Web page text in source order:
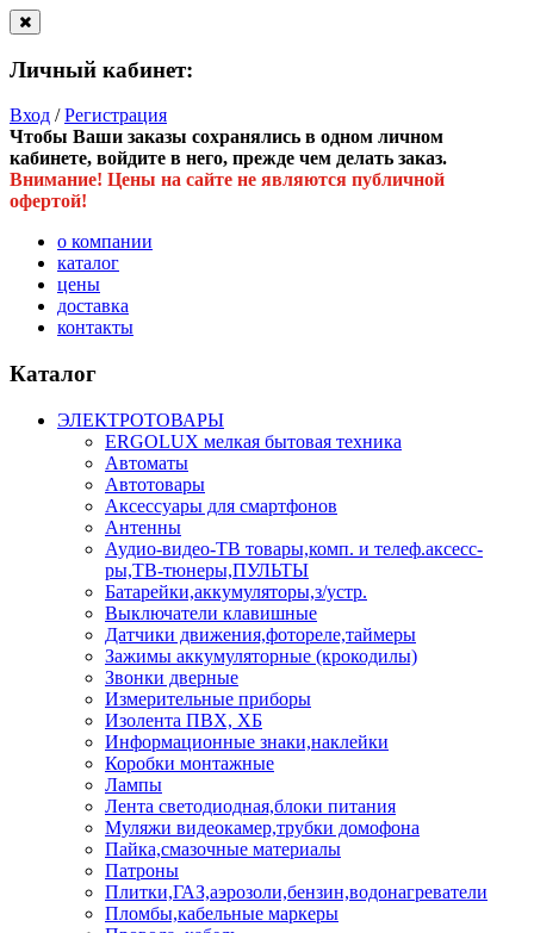
Личный кабинет:
Вход /Регистрация
Чтобы Ваши заказы сохранялись в одном личном
кабинете, войдите в него, прежде чем делать заказ.
Внимание! Цены на сайте не являются публичной
офертой!
о компании
каталог
цены
доставка
контакты
Каталог
ЭЛЕКТРОТОВАРЫ
ERGOLUX мелкая бытовая техника
Автоматы
Автотовары
Аксессуары для смартфонов
Антенны
Аудио-видео-ТВ товары,комп. и телеф.аксесс-
ры,ТВ-тюнеры,ПУЛЬТЫ
Батарейки,аккумуляторы,з/устр.
Выключатели клавишные
Датчики движения,фотореле,таймеры
Зажимы аккумуляторные (крокодилы)
Звонки дверные
Измерительные приборы
Изолента ПВХ, ХБ
Информационные знаки,наклейки
Коробки монтажные
Лампы
Лента светодиодная,блоки питания
Муляжи видеокамер,трубки домофона
Пайка,смазочные материалы
Патроны
Плитки,ГАЗ,аэрозоли,бензин,водонагреватели
Пломбы,кабельные маркеры